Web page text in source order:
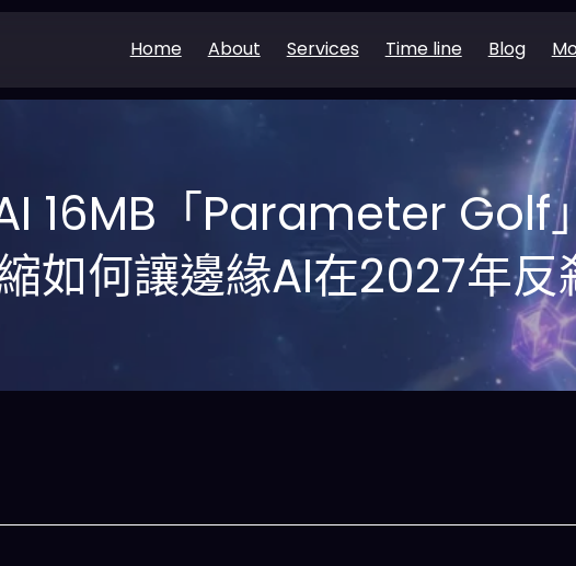
Home About Services Time line Blog
16MB「Parameter Golf
如何讓邊緣AI在2027年